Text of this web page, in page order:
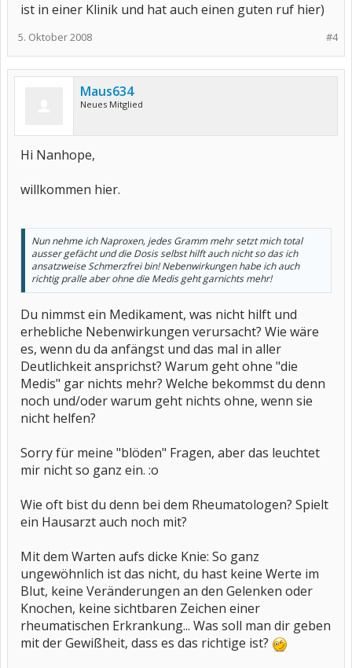
ist in einer Klinik und hat auch einen guten ruf hier)
#4
5. Oktober 2008
Maus634
Neues Mitglied
Hi Nanhope,
willkommen hier.
Nun nehme ich Naproxen, jedes Gramm mehr setzt mich total
ausser gefächt und die Dosis selbst hilft auch nicht so das ich
ansatzweise Schmerzfrei bin! Nebenwirkungen habe ich auch
richtig pralle aber ohne die Medis geht garnichts mehr!
Du nimmst ein Medikament, was nicht hilft und
erhebliche Nebenwirkungen verursacht? Wie wäre
es, wenn du da anfängst und das mal in aller
Deutlichkeit ansprichst? Warum geht ohne "die
Medis" gar nichts mehr? Welche bekommst du denn
noch und/oder warum geht nichts ohne, wenn sie
nicht helfen?
Sorry für meine "blöden" Fragen, aber das leuchtet
mir nicht so ganz ein. :o
Wie oft bist du denn bei dem Rheumatologen? Spielt
ein Hausarzt auch noch mit?
Mit dem Warten aufs dicke Knie: So ganz
ungewöhnlich ist das nicht, du hast keine Werte im
Blut, keine Veränderungen an den Gelenken oder
Knochen, keine sichtbaren Zeichen einer
rheumatischen Erkrankung... Was soll man dir geben
mit der Gewißheit, dass es das richtige ist?